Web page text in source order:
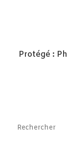
Protégé :